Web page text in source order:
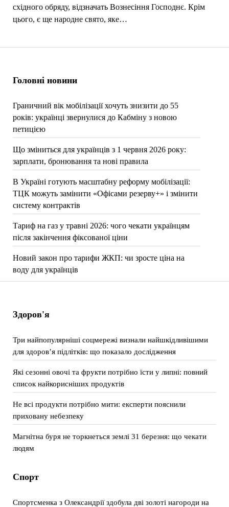
Головні новини
Граничний вік мобілізації хочуть знизити до 55
років: українці звернулися до Кабміну з новою
петицією
Що зміниться для українців з 1 червня 2026 року:
зарплати, бронювання та нові правила
В Україні готують масштабну реформу мобілізації:
ТЦК можуть замінити «Офісами резерву+» і змінити
систему контрактів
Тариф на газ у травні 2026: чого чекати українцям
після закінчення фіксованої ціни
Новий закон про тарифи ЖКП: чи зросте ціна на
воду для українців
східного обряду, відзначать Вознесіння Господнє. Крім
цього, є ще народне свято, яке…
Здоров'я
Три найпопулярніші соцмережі визнали найшкідливішими
для здоров’я підлітків: що показало дослідження
Які сезонні овочі та фрукти потрібно їсти у липні: повний
список найкорисніших продуктів
Не всі продукти потрібно мити: експерти пояснили
приховану небезпеку
Магнітна буря не торкнеться землі 31 березня: що чекати
людям
Спорт
Спортсменка з Олександрії здобула дві золоті нагороди на